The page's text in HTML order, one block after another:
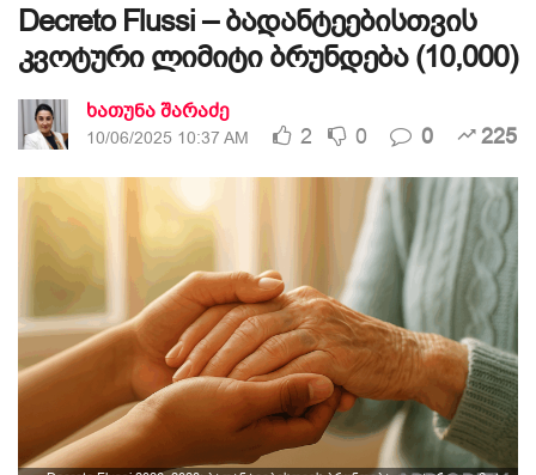
Decreto Flussi – ბადანტეებისთვის
კვოტური ლიმიტი ბრუნდება (10,000)
ხათუნა შარაძე
10/06/2025 10:37 AM 2 0 0 225